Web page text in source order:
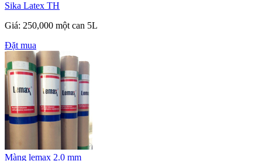
Sika Latex TH
Giá: 250,000 một can 5L
Đặt mua
Màng lemax 2.0 mm